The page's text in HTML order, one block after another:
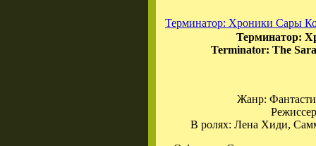
Терминатор: Хроники Сары
Терминатор:
Terminator: The
Жанр:
В ролях: Лена Хиди,